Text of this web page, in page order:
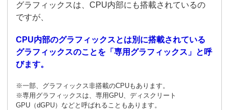
グラフィックスは、CPU内部にも搭載されているの
ですが、
CPU内部のグラフィックスとは別に搭載されている
グラフィックスのことを「専用グラフィックス」と呼
びます。
※一部、グラフィックス非搭載のCPUもあります。
※専用グラフィックスは、専用GPU、ディスクリート
GPU（dGPU）などと呼ばれることもあります。